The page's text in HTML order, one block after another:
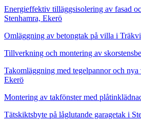
Energieffektiv tilläggsisolering av fasad
Stenhamra, Ekerö
Omläggning av betongtak på villa i
Tillverkning och montering av
Takomläggning med tegelpannor och
Ekerö
Montering av takfönster med
Tätskiktsbyte på låglutande garagetak i